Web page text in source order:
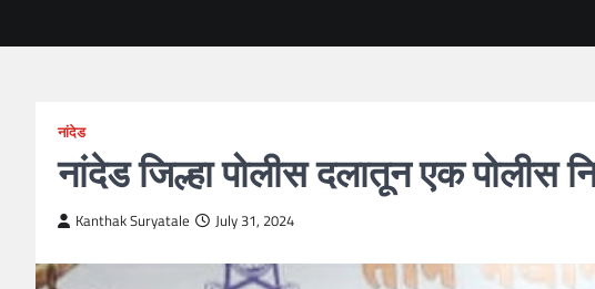
नांदेड
नांदेड जिल्हा पोलीस दलातून एक पोलीस
Kanthak Suryatale July 31, 2024